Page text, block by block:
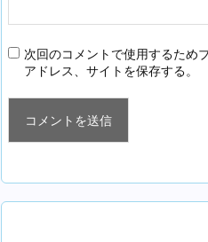
次回のコメントで使用するため
アドレス、サイトを保存する。